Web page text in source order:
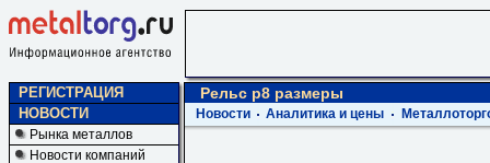
РЕГИСТРАЦИЯ
НОВОСТИ
Рынка металлов
Новости компаний
Рельс р8 размеры
Новости Аналитика и цены